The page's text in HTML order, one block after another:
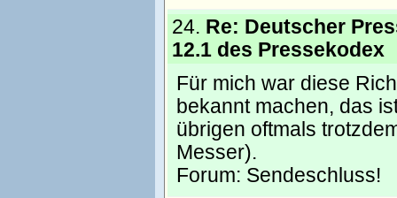
24. Re: Deutscher
12.1 des Pressekodex
Für mich war diese
bekannt machen, das
übrigen oftmals
Messer).
Forum: Sendeschluss!